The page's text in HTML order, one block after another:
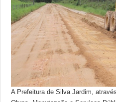
A Prefeitura de Silva Jardim,